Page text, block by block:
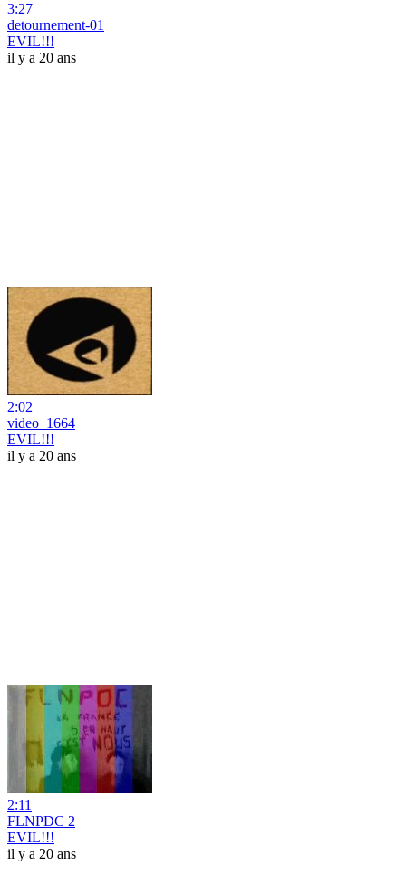
3:27
detournement-01
EVIL!!!
il y a 20 ans
2:02
video_1664
EVIL!!!
il y a 20 ans
2:11
FLNPDC 2
EVIL!!!
il y a 20 ans